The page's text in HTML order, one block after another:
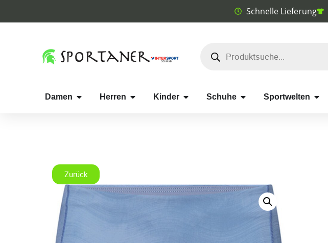
Schnelle Lieferung
Damen Herren Kinder Schuhe Sportwelten
Zurück